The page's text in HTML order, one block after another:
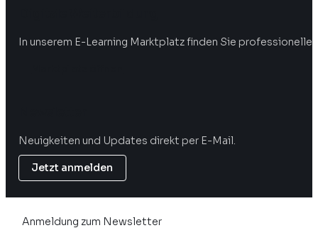
In unserem E-Learning Marktplatz finden Sie professionelle
Neuigkeiten und Updates direkt per E-Mail.
Jetzt anmelden
Anmeldung zum Newsletter